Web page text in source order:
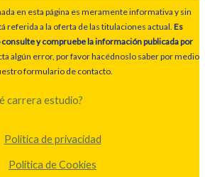
en esta página es meramente informativa y sin
referida a la oferta de las titulaciones actual. Es
y compruebe la información publicada por
algún error, por favor hacédnoslo saber por medio
formulario de contacto.
carrera estudio?
Política de privacidad
Política de Cookies